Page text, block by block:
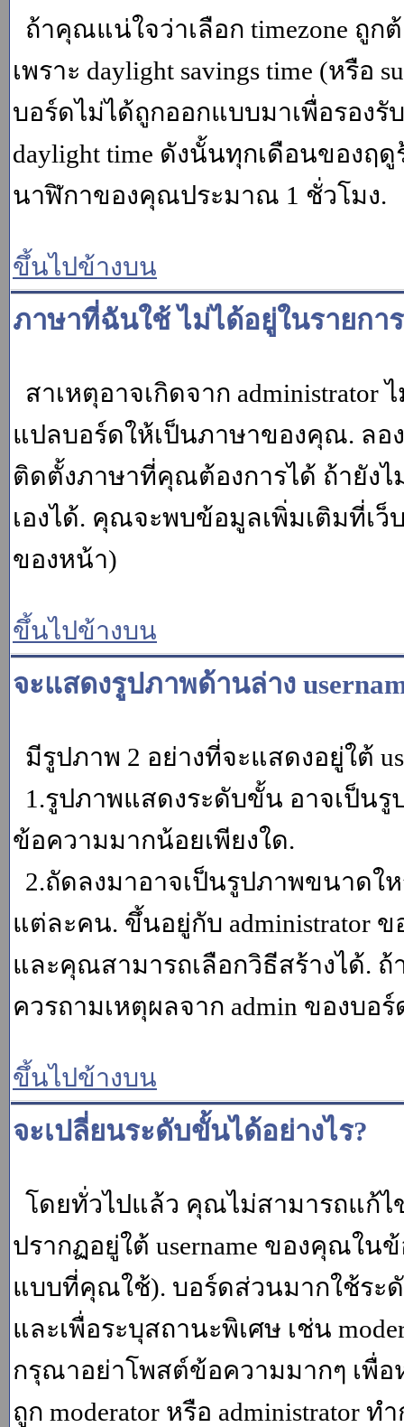
ถ้าคุณแน่ใจว่าเลือก timezone ถู
เพราะ daylight savings time (หรือ
บอร์ดไม่ได้ถูกออกแบบมาเพื่อรอง
daylight time ดังนั้นทุกเดือนของฤ
นาฬิกาของคุณประมาณ 1 ชั่วโมง.
ขึ้นไปข้างบน
ภาษาที่ฉันใช้ ไม่ได้อยู่ในรายกา
สาเหตุอาจเกิดจาก
แปลบอร์ดให้เป็นภาษาของคุณ. ลอง
ติดตั้งภาษาที่คุณต้องการได้ ถ้ายัง
เองได้. คุณจะพบข้อมูลเพิ่มเติมที่เว็
ของหน้า)
ขึ้นไปข้างบน
จะแสดงรูปภาพด้านล่าง
มีรูปภาพ 2 อย่างที่จะแสดงอยู่ใต้
1.รูปภาพแสดงระดับขั้น อาจเป็น
ข้อความมากน้อยเพียงใด.
2.ถัดลงมาอาจเป็นรูปภาพขนาดใ
แต่ละคน. ขึ้นอยู่กับ administrator
และคุณสามารถเลือกวิธีสร้างได้.
ควรถามเหตุผลจาก admin ของบอ
ขึ้นไปข้างบน
จะเปลี่ยนระดับขั้นได้อย่างไร?
โดยทั่วไปแล้ว คุณไม่สามารถแก้
ปรากฏอยู่ใต้ username ของคุณใ
แบบที่คุณใช้). บอร์ดส่วนมากใช้ร
และเพื่อระบุสถานะพิเศษ เช่น
กรุณาอย่าโพสต์ข้อความมากๆ เพื่
ถูก moderator หรือ administrator